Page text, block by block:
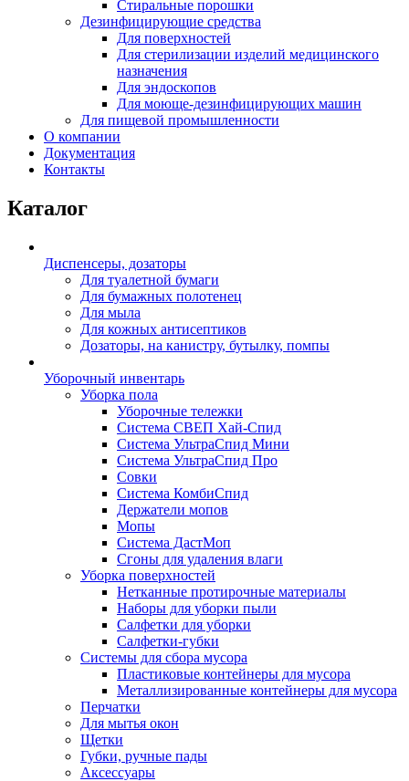
Стиральные порошки
Дезинфицирующие средства
Для поверхностей
Для стерилизации изделий медицинского
назначения
Для эндоскопов
Для моюще-дезинфицирующих машин
Для пищевой промышленности
О компании
Документация
Контакты
Каталог
Диспенсеры, дозаторы
Для туалетной бумаги
Для бумажных полотенец
Для мыла
Для кожных антисептиков
Дозаторы, на канистру, бутылку, помпы
Уборочный инвентарь
Уборка пола
Уборочные тележки
Система СВЕП Хай-Спид
Система УльтраСпид Мини
Система УльтраСпид Про
Совки
Система КомбиСпид
Держатели мопов
Мопы
Система ДастМоп
Сгоны для удаления влаги
Уборка поверхностей
Нетканные протирочные материалы
Наборы для уборки пыли
Салфетки для уборки
Салфетки-губки
Системы для сбора мусора
Пластиковые контейнеры для мусора
Металлизированные контейнеры для мусора
Перчатки
Для мытья окон
Щетки
Губки, ручные пады
Аксессуары